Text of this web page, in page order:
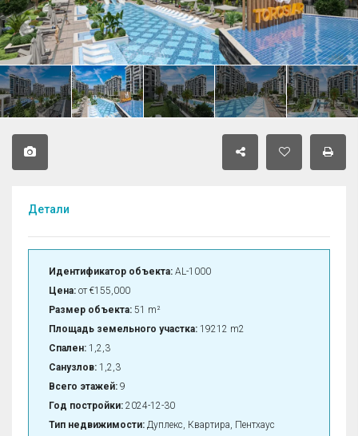
Детали
Идентификатор объекта: AL-1000
Цена: от€155,000
Размер объекта: 51 m²
Площадь земельного участка: 19212 m2
Спален: 1,2,3
Санузлов: 1,2,3
Всего этажей: 9
Год постройки: 2024-12-30
Тип недвижимости: Дуплекс, Квартира, Пентхаус